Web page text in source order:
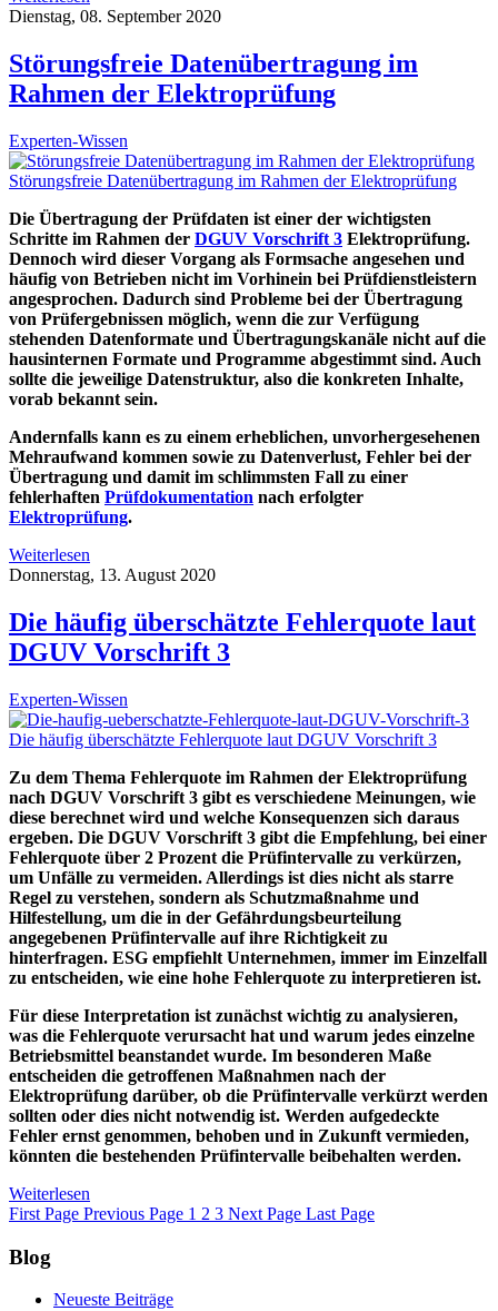
Dienstag, 08. September 2020
Störungsfreie Datenübertragung im
Rahmen der Elektroprüfung
Experten-Wissen
Störungsfreie Datenübertragung im Rahmen der Elektroprüfung
Die Übertragung der Prüfdaten ist einer der wichtigsten
Schritte im Rahmen der DGUV Vorschrift 3 Elektroprüfung.
Dennoch wird dieser Vorgang als Formsache angesehen und
häufig von Betrieben nicht im Vorhinein bei Prüfdienstleistern
angesprochen. Dadurch sind Probleme bei der Übertragung
von Prüfergebnissen möglich, wenn die zur Verfügung
stehenden Datenformate und Übertragungskanäle nicht auf die
hausinternen Formate und Programme abgestimmt sind. Auch
sollte die jeweilige Datenstruktur, also die konkreten Inhalte,
vorab bekannt sein.
Andernfalls kann es zu einem erheblichen, unvorhergesehenen
Mehraufwand kommen sowie zu Datenverlust, Fehler bei der
Übertragung und damit im schlimmsten Fall zu einer
fehlerhaften Prüfdokumentation nach erfolgter
Elektroprüfung.
Weiterlesen
Donnerstag, 13. August 2020
Die häufig überschätzte Fehlerquote laut
DGUV Vorschrift 3
Experten-Wissen
Die häufig überschätzte Fehlerquote laut DGUV Vorschrift 3
Zu dem Thema Fehlerquote im Rahmen der Elektroprüfung
nach DGUV Vorschrift 3 gibt es verschiedene Meinungen, wie
diese berechnet wird und welche Konsequenzen sich daraus
ergeben. Die DGUV Vorschrift 3 gibt die Empfehlung, bei einer
Fehlerquote über 2 Prozent die Prüfintervalle zu verkürzen,
um Unfälle zu vermeiden. Allerdings ist dies nicht als starre
Regel zu verstehen, sondern als Schutzmaßnahme und
Hilfestellung, um die in der Gefährdungsbeurteilung
angegebenen Prüfintervalle auf ihre Richtigkeit zu
hinterfragen. ESG empfiehlt Unternehmen, immer im Einzelfall
zu entscheiden, wie eine hohe Fehlerquote zu interpretieren ist.
Für diese Interpretation ist zunächst wichtig zu analysieren,
was die Fehlerquote verursacht hat und warum jedes einzelne
Betriebsmittel beanstandet wurde. Im besonderen Maße
entscheiden die getroffenen Maßnahmen nach der
Elektroprüfung darüber, ob die Prüfintervalle verkürzt werden
sollten oder dies nicht notwendig ist. Werden aufgedeckte
Fehler ernst genommen, behoben und in Zukunft vermieden,
könnten die bestehenden Prüfintervalle beibehalten werden.
Weiterlesen
First Page Previous Page 1 2 3 Next Page Last Page
Blog
Neueste Beiträge